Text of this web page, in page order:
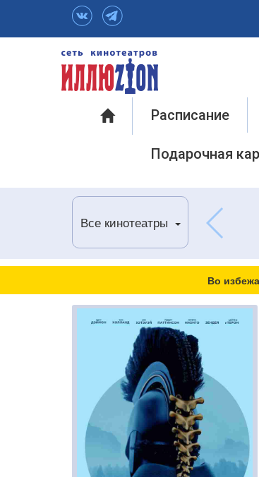
Расписание
Подарочная
Все кинотеатры
Во